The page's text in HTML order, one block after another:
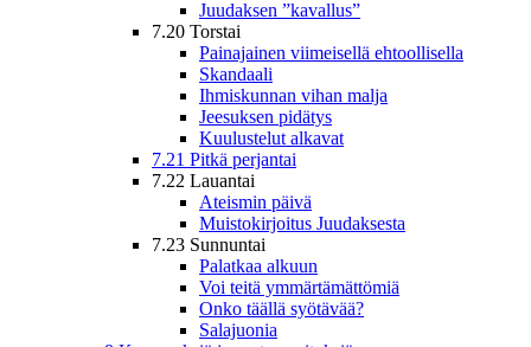
Juudaksen ”kavallus”
7.20 Torstai
Painajainen viimeisellä ehtoollisella
Skandaali
Ihmiskunnan vihan malja
Jeesuksen pidätys
Kuulustelut alkavat
7.21 Pitkä perjantai
7.22 Lauantai
Ateismin päivä
Muistokirjoitus Juudaksesta
7.23 Sunnuntai
Palatkaa alkuun
Voi teitä ymmärtämättömiä
Onko täällä syötävää?
Salajuonia